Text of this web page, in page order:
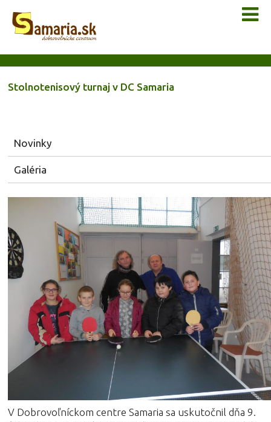
Stolnotenisový turnaj v DC Samaria
Novinky
Galéria
V Dobrovoľníckom centre Samaria sa uskutočnil dňa 9.